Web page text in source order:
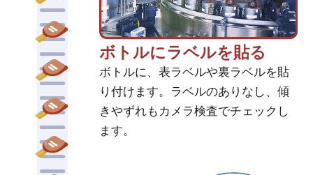
ボトルにラベルを貼る
ボトルに、表ラベルや裏ラベルを貼
り付けます。ラベルのありなし、傾
きやずれもカメラ検査でチェックし
ます。